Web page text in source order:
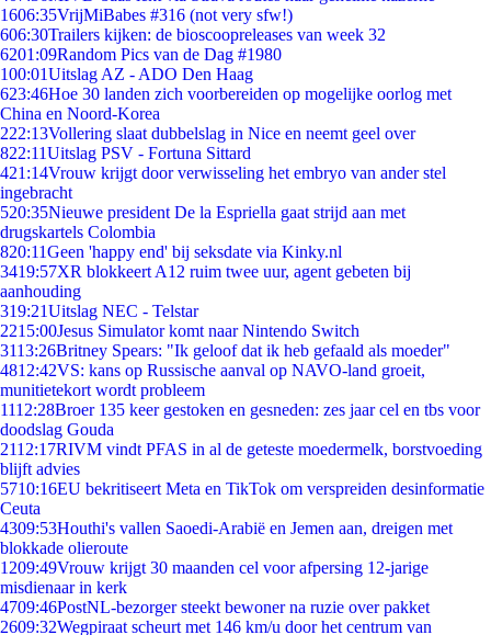
1606:35VrijMiBabes #316 (not very sfw!)
606:30Trailers kijken: de bioscoopreleases van week 32
6201:09Random Pics van de Dag #1980
100:01Uitslag AZ - ADO Den Haag
623:46Hoe 30 landen zich voorbereiden op mogelijke oorlog met
China en Noord-Korea
222:13Vollering slaat dubbelslag in Nice en neemt geel over
822:11Uitslag PSV - Fortuna Sittard
421:14Vrouw krijgt door verwisseling het embryo van ander stel
ingebracht
520:35Nieuwe president De la Espriella gaat strijd aan met
drugskartels Colombia
820:11Geen 'happy end' bij seksdate via Kinky.nl
3419:57XR blokkeert A12 ruim twee uur, agent gebeten bij
aanhouding
319:21Uitslag NEC - Telstar
2215:00Jesus Simulator komt naar Nintendo Switch
3113:26Britney Spears: "Ik geloof dat ik heb gefaald als moeder"
4812:42VS: kans op Russische aanval op NAVO-land groeit,
munitietekort wordt probleem
1112:28Broer 135 keer gestoken en gesneden: zes jaar cel en tbs voor
doodslag Gouda
2112:17RIVM vindt PFAS in al de geteste moedermelk, borstvoeding
blijft advies
5710:16EU bekritiseert Meta en TikTok om verspreiden desinformatie
Ceuta
4309:53Houthi's vallen Saoedi-Arabië en Jemen aan, dreigen met
blokkade olieroute
1209:49Vrouw krijgt 30 maanden cel voor afpersing 12-jarige
misdienaar in kerk
4709:46PostNL-bezorger steekt bewoner na ruzie over pakket
2609:32Wegpiraat scheurt met 146 km/u door het centrum van